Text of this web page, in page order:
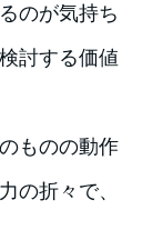
のが気持ち
討する価値
ものの動作
の折々で、